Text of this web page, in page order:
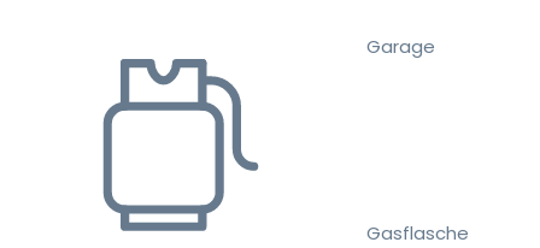
Garage
Gasflasche